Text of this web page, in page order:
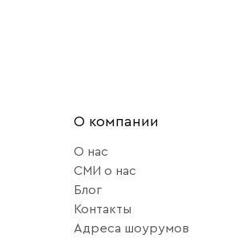
О компании
О нас
СМИ о нас
Блог
Контакты
Адреса шоурумов